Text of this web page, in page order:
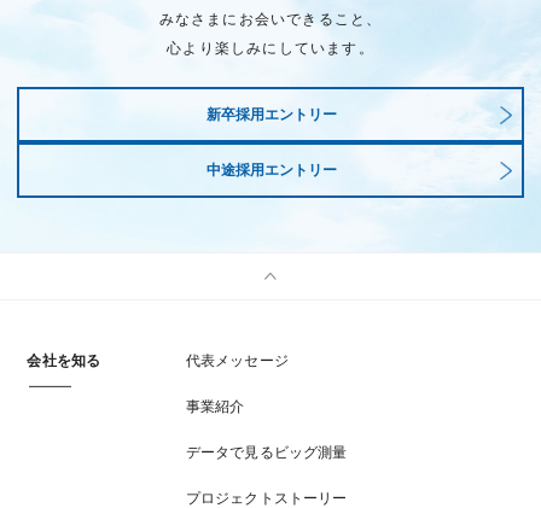
みなさまにお会いできること、
心より楽しみにしています。
新卒採用エントリー
中途採用エントリー
会社を知る 代表メッセージ
事業紹介
データで見るビッグ測量
プロジェクトストーリー